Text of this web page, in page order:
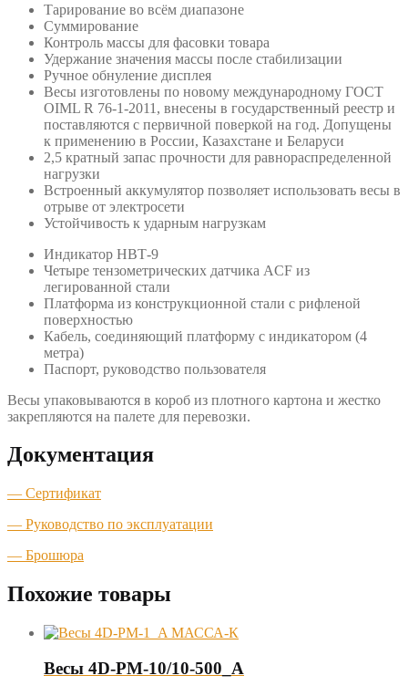
Тарирование во всём диапазоне
Суммирование
Контроль массы для фасовки товара
Удержание значения массы после стабилизации
Ручное обнуление дисплея
Весы изготовлены по новому международному ГОСТ
OIML R 76-1-2011, внесены в государственный реестр и
поставляются с первичной поверкой на год. Допущены
к применению в России, Казахстане и Беларуси
2,5 кратный запас прочности для равнораспределенной
нагрузки
Встроенный аккумулятор позволяет использовать весы в
отрыве от электросети
Устойчивость к ударным нагрузкам
Индикатор НВТ-9
Четыре тензометрических датчика ACF из
легированной стали
Платформа из конструкционной стали с рифленой
поверхностью
Кабель, соединяющий платформу с индикатором (4
метра)
Паспорт, руководство пользователя
Весы упаковываются в короб из плотного картона и жестко
закрепляются на палете для перевозки.
Документация
— Сертификат
— Руководство по эксплуатации
— Брошюра
Похожие товары
Весы 4D-PM-10/10-500_A